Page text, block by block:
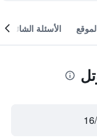
الأسئلة الشائعة